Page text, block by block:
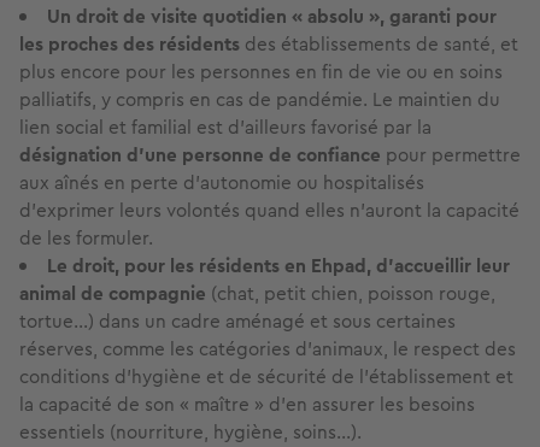
Un droit de visite quotidien « absolu », garanti pour
les proches des résidents des établissements de santé, et
plus encore pour les personnes en fin de vie ou en soins
palliatifs, y compris en cas de pandémie. Le maintien du
lien social et familial est d’ailleurs favorisé par la
désignation d’une personne de confiance pour permettre
aux aînés en perte d’autonomie ou hospitalisés
d’exprimer leurs volontés quand elles n’auront la capacité
de les formuler.
Le droit, pour les résidents en Ehpad, d’accueillir leur
animal de compagnie (chat, petit chien, poisson rouge,
tortue...) dans un cadre aménagé et sous certaines
réserves, comme les catégories d’animaux, le respect des
conditions d’hygiène et de sécurité de l’établissement et
la capacité de son « maître » d’en assurer les besoins
essentiels (nourriture, hygiène, soins...).